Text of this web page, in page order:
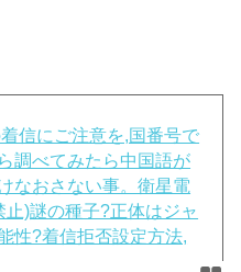
信にご注意を,国番号で
調べてみたら中国語が
なおさない事。衛星電
)謎の種子?正体はジャ
性?着信拒否設定方法,